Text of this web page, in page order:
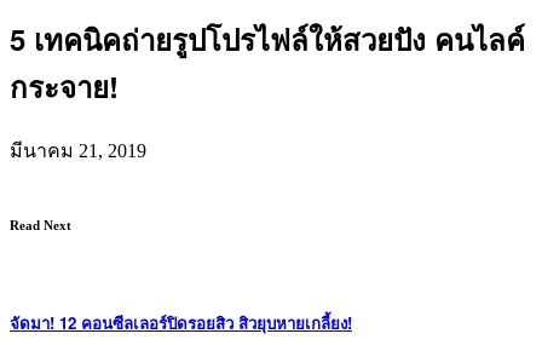
5 เทคนิคถ่ายรูปโปรไฟล์ให้สวยปัง คนไลค์
กระจาย!
มีนาคม 21, 2019
Read Next
จัดมา! 12 คอนซีลเลอร์ปิดรอยสิว สิวยุบหายเกลี้ยง!